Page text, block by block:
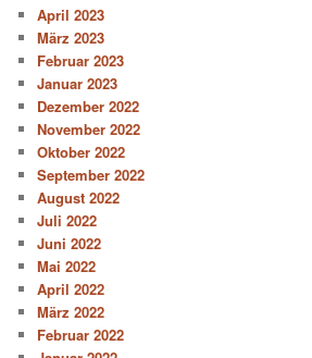
April 2023
März 2023
Februar 2023
Januar 2023
Dezember 2022
November 2022
Oktober 2022
September 2022
August 2022
Juli 2022
Juni 2022
Mai 2022
April 2022
März 2022
Februar 2022